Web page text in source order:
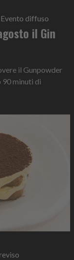
Evento diffuso
il Gin
il Gunpowder
90 minuti di